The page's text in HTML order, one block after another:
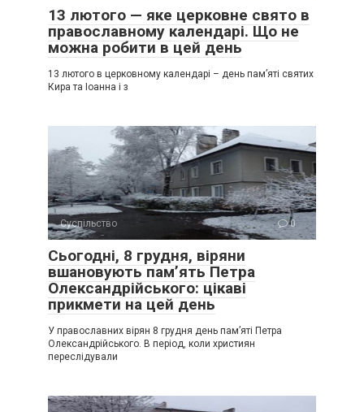
13 лютого — яке церковне свято в
православному календарі. Що не
можна робити в цей день
13 лютого в церковному календарі – день пам’яті святих
Кира та Іоанна і з
Суспільство 0
Сьогодні, 8 грудня, віряни
вшановують пам’ять Петра
Олександрійського: цікаві
прикмети на цей день
У православних вірян 8 грудня день пам’яті Петра
Олександрійського. В період, коли християн
переслідували